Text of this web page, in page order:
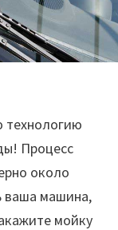
технологию
Процесс
около
ваша машина,
мойку